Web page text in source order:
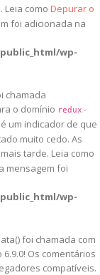
Leia como Depurar o
foi adicionada na
wp-
chamada
o domínio redux-
um indicador de que
muito cedo. As
tarde. Leia como
mensagem foi
wp-
foi chamada com
Os comentários
compatíveis.